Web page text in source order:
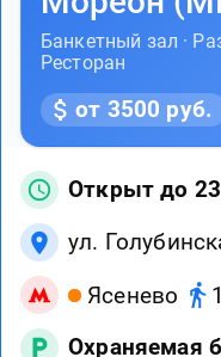
Банкетный зал ·
Ресторан
от 3500 руб.
Открыт до
ул.
Ясенево
Охраняемая